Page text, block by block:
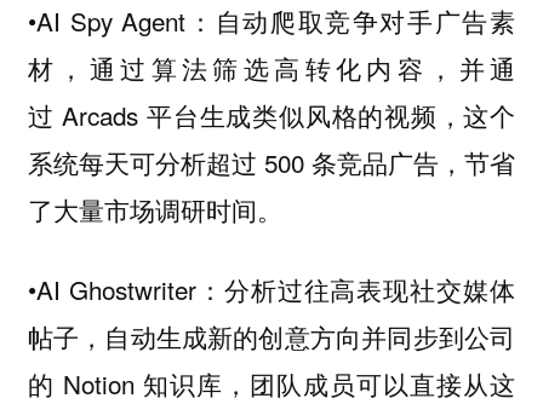
•AI Spy Agent：自动爬取竞争对手广告素
材，通过算法筛选高转化内容，并通
过 Arcads 平台生成类似风格的视频，这个
系统每天可分析超过 500 条竞品广告，节省
了大量市场调研时间。
•AI Ghostwriter：分析过往高表现社交媒体
帖子，自动生成新的创意方向并同步到公司
的 Notion 知识库，团队成员可以直接从这